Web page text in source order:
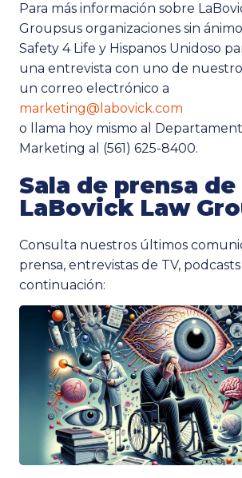
Para más información sobre
Groupsus organizaciones sin
Safety 4 Life y Hispanos Unidoso
una entrevista con uno de
un correo electrónico a
marketing@labovick.com
o llama hoy mismo al
Marketing al (561) 625-8400.
Sala de prensa de
LaBovick Law
Consulta nuestros últimos
prensa, entrevistas de TV,
continuación: